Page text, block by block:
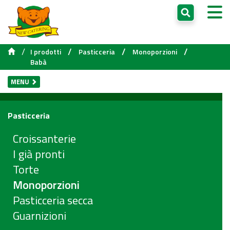
/ I prodotti / Pasticceria / Monoporzioni /
Babà
MENU
Pasticceria
Croissanterie
I già pronti
Torte
Monoporzioni
Pasticceria secca
Guarnizioni